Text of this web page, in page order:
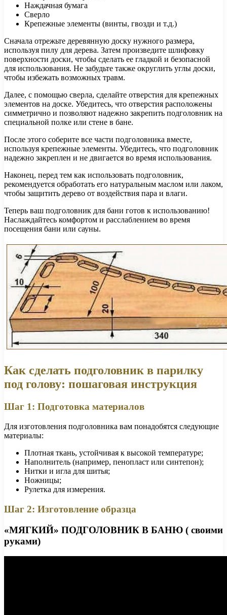
Наждачная бумага
Сверло
Крепежные элементы (винты, гвозди и т.д.)
Сначала отрежьте деревянную доску нужного размера,
используя пилу для дерева. Затем произведите шлифовку
поверхности доски, чтобы сделать ее гладкой и безопасной
для использования. Не забудьте также округлить углы доски,
чтобы избежать возможных травм.
Далее, с помощью сверла, сделайте отверстия для крепежных
элементов на доске. Убедитесь, что отверстия расположены
симметрично и позволяют надежно закрепить подголовник на
специальной полке или стене в бане.
После этого соберите все части подголовника вместе,
используя крепежные элементы. Убедитесь, что подголовник
надежно закреплен и не двигается во время использования.
Наконец, перед тем как использовать подголовник,
рекомендуется обработать его натуральным маслом или лаком,
чтобы защитить дерево от воздействия пара и влаги.
Теперь ваш подголовник для бани готов к использованию!
Наслаждайтесь комфортом и расслаблением во время
посещения бани или сауны.
Как сделать подголовник в парилку
под голову: пошаговая инструкция
Шаг 1: Подготовка материалов
Для изготовления подголовника вам понадобятся следующие
материалы:
Плотная ткань, устойчивая к высокой температуре;
Наполнитель (например, пенопласт или синтепон);
Нитки и игла для шитья;
Ножницы;
Рулетка для измерения.
Шаг 2: Изготовление образца
«МЯГКИЙ» ПОДГОЛОВНИК В БАНЮ ( своими
руками)